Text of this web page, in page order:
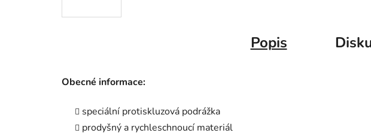
Popis
Obecné informace:
speciální protiskluzová podrážka
prodyšný a rychleschnoucí materiál